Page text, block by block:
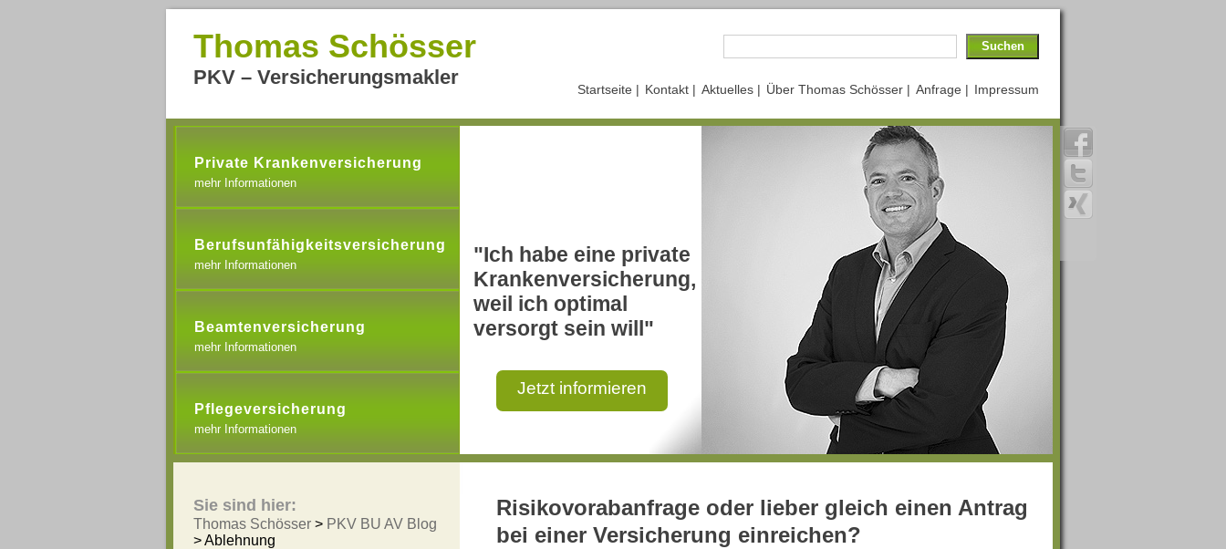
Thomas Schösser
PKV – Versicherungsmakler
Impressum
Anfrage |
Über Thomas Schösser |
Aktuelles |
Kontakt |
Startseite |
Private Krankenversicherung
mehr Informationen
Berufsunfähigkeitsversicherung
mehr Informationen
Beamtenversicherung
mehr Informationen
Pflegeversicherung
mehr Informationen
"Ich habe eine private
Krankenversicherung,
weil ich optimal
versorgt sein will"
Jetzt informieren
Risikovorabanfrage oder lieber gleich einen Antrag
bei einer Versicherung einreichen?
Sie sind hier:
Thomas Schösser > PKV BU AV Blog
>Ablehnung